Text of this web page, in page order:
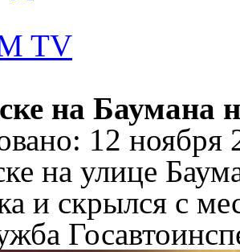
TV
на Баумана
12 ноября
на улице
и скрылся с